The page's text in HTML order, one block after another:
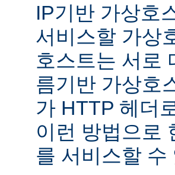
IP기반 가상호
서비스할 가상
호스트는 서로
름기반 가상호
가 HTTP 헤더
이런 방법으로
를 서비스할 수